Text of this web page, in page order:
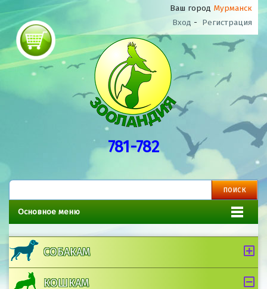
Ваш город Мурманск
Вход - Регистрация
781-782
Основное меню
СОБАКАМ
КОШКАМ